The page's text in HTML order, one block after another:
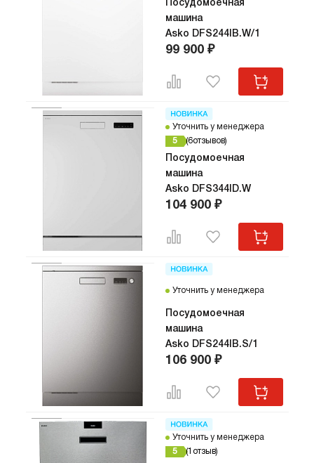
Посудомоечная
машина
Asko DFS244IB.W/1
99 900 ₽
Уточнить у менеджера
5
6отзывов
Посудомоечная
машина
Asko DFS344ID.W
104 900 ₽
Уточнить у менеджера
Посудомоечная
машина
Asko DFS244IB.S/1
106 900 ₽
Уточнить у менеджера
5
1 отзыв